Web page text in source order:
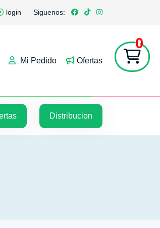
login Siguenos:
Mi Pedido Ofertas
0
5
Distribucion